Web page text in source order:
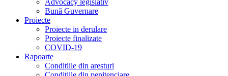
Advocacy legislativ
Bună Guvernare
Proiecte
Proiecte in derulare
Proiecte finalizate
COVID-19
Rapoarte
Condițiile din aresturi